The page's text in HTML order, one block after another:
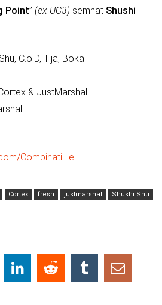
Point” (ex UC3) semnat Shushi
C.o.D, Tija, Boka
& JustMarshal
CombinatiiLe…
Cortex fresh justmarshal Shushi Shu